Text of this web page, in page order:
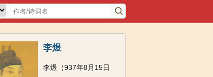
李煜
李煜（937年8月15日